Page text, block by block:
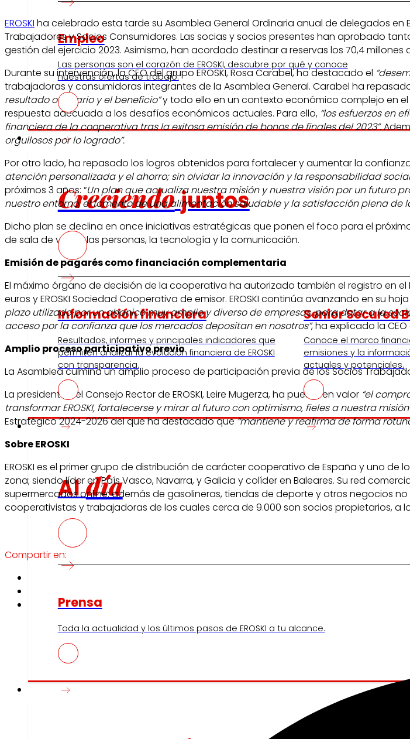
Empleo
Las personas son el corazón de EROSKI, descubre por qué y conoce
nuestras ofertas de trabajo.
Inversores
Creciendojuntos
Información financiera
Resultados, informes y principales indicadores que
permiten analizar la evolución financiera de EROSKI
con transparencia.
Senior Secured
Conoce el marco
emisiones y la
actuales y potenciales.
Prensa
Aldía
Prensa
Toda la actualidad y los últimos pasos de EROSKI a tu alcance.
Innovación
EROSKI ha celebrado esta tarde su Asamblea General Ordinaria anual de delegados
Trabajadores y Socios Consumidores. Las socias y socios presentes han aprobado
gestión del ejercicio 2023. Asimismo, han acordado destinar a reservas los 70,4
Durante su intervención, la CEO del grupo EROSKI, Rosa Carabel, ha destacado el
trabajadoras y consumidoras integrantes de la Asamblea General. Carabel ha
resultado ordinario y el beneficio”y todo ello en un contexto económico complejo en el
respuesta adecuada a los desafíos económicos actuales. Para ello, “los esfuerzos en
financiera de la cooperativa tras la exitosa emisión de bonos de finales del 2023”.
orgullosos por lo logrado”.
Por otro lado, ha repasado los logros obtenidos para fortalecer y aumentar la
atención personalizada y el ahorro; sin olvidar la innovación y la responsabilidad social
próximos 3 años: “Un plan que actualiza nuestra misión y nuestra visión por un futuro
nuestro entorno, el fomento de una alimentación saludable y la satisfacción plena
Dicho plan se declina en once iniciativas estratégicas que ponen el foco para el
de sala de venta, las personas, la tecnología y la comunicación.
Emisión de pagarés como financiación complementaria
El máximo órgano de decisión de la cooperativa ha autorizado también el registro en
euros y EROSKI Sociedad Cooperativa de emisor. EROSKI continúa avanzando en su
plazo utilizado por un abanico muy amplio y diverso de empresas, para dotar a la
acceso por la confianza que los mercados depositan en nosotros”, ha explicado la
Amplio proceso participativo previo
La Asamblea culmina un amplio proceso de participación previa de los Socios
La presidenta del Consejo Rector de EROSKI, Leire Mugerza, ha puesto en valor “el
transformar EROSKI, fortalecerse y mirar al futuro con optimismo, fieles a nuestra
Estratégico 2024-2026 del que ha destacado que“mantiene y reafirma de forma
Sobre EROSKI
EROSKI es el primer grupo de distribución de carácter cooperativo de España y uno
zona; siendo líder en País Vasco, Navarra, y Galicia y colíder en Baleares. Su red
supermercados online; además de gasolineras, tiendas de deporte y otros negocios
cooperativistas y trabajadoras de los cuales cerca de 9.000 son socios propietarios,
Compartir en: